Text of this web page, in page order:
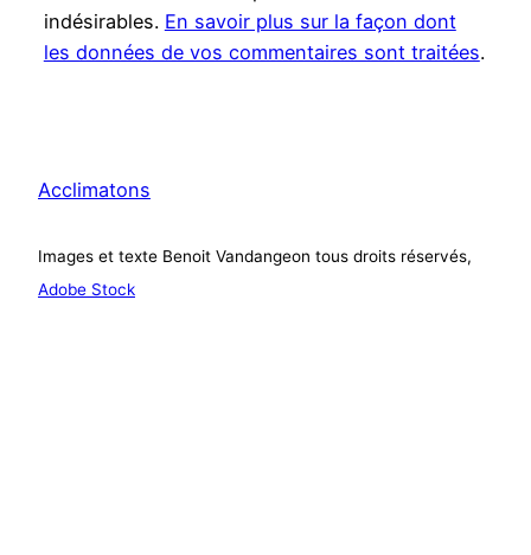
indésirables. En savoir plus sur la façon dont
les données de vos commentaires sont traitées.
Acclimatons
Images et texte Benoit Vandangeon tous droits réservés,
Adobe Stock